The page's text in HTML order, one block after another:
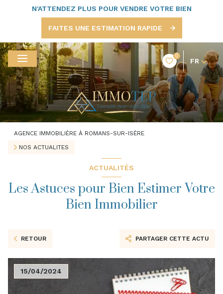
N'ATTENDEZ PLUS POUR VENDRE VOTRE BIEN
FAITES UNE ESTIMATION RAPIDE
0
FR
AGENCE IMMOBILIÈRE À ROMANS-SUR-ISÈRE
NOS ACTUALITES
ACTUALITÉS
Les Astuces pour Bien Estimer Votre
Bien Immobilier
RETOUR PARTAGER CETTE ACTU
15/04/2024